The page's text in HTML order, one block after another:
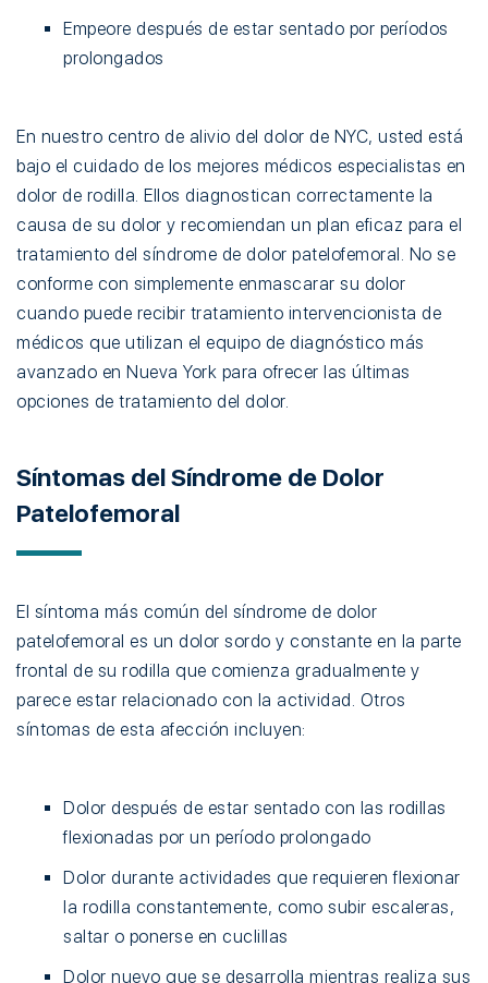
Empeore después de estar sentado por períodos
prolongados
En nuestro centro de alivio del dolor de NYC, usted está
bajo el cuidado de los mejores médicos especialistas en
dolor de rodilla. Ellos diagnostican correctamente la
causa de su dolor y recomiendan un plan eficaz para el
tratamiento del síndrome de dolor patelofemoral. No se
conforme con simplemente enmascarar su dolor
cuando puede recibir tratamiento intervencionista de
médicos que utilizan el equipo de diagnóstico más
avanzado en Nueva York para ofrecer las últimas
opciones de tratamiento del dolor.
Síntomas del Síndrome de Dolor
Patelofemoral
El síntoma más común del síndrome de dolor
patelofemoral es un dolor sordo y constante en la parte
frontal de su rodilla que comienza gradualmente y
parece estar relacionado con la actividad. Otros
síntomas de esta afección incluyen:
Dolor después de estar sentado con las rodillas
flexionadas por un período prolongado
Dolor durante actividades que requieren flexionar
la rodilla constantemente, como subir escaleras,
saltar o ponerse en cuclillas
Dolor nuevo que se desarrolla mientras realiza sus